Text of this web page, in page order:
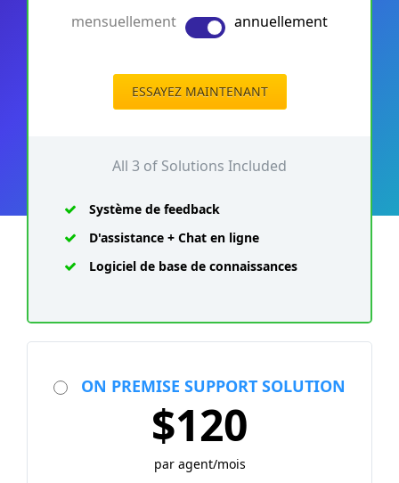
mensuellement annuellement
ESSAYEZ MAINTENANT
All 3 of Solutions Included
Système de feedback
D'assistance + Chat en ligne
Logiciel de base de connaissances
ON PREMISE SUPPORT SOLUTION
$120
par agent/mois